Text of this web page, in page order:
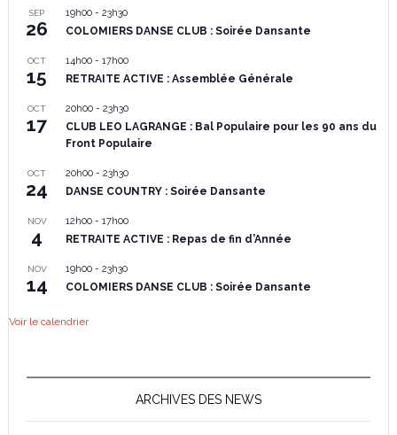
SEP
26
19h00- 23h30
COLOMIERS DANSE CLUB : Soirée Dansante
OCT
15
14h00- 17h00
RETRAITE ACTIVE : Assemblée Générale
OCT
17
20h00- 23h30
CLUB LEO LAGRANGE : Bal Populaire pour les 90 ans du
Front Populaire
OCT
24
20h00- 23h30
DANSE COUNTRY : Soirée Dansante
NOV
4
12h00- 17h00
RETRAITE ACTIVE : Repas de fin d’Année
NOV
14
19h00- 23h30
COLOMIERS DANSE CLUB : Soirée Dansante
Voir le calendrier
ARCHIVES DES NEWS